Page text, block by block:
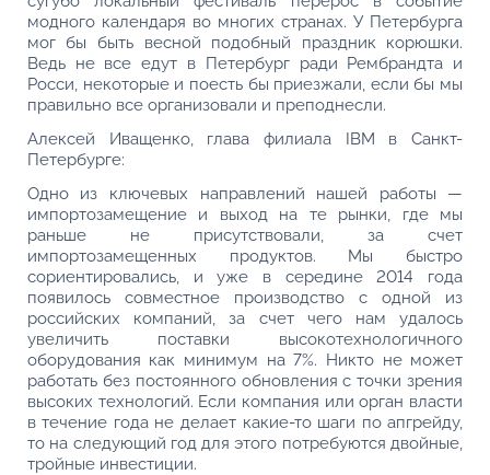
модного календаря во многих странах. У Петербурга
мог бы быть весной подобный праздник корюшки.
Ведь не все едут в Петербург ради Рембрандта и
Росси, некоторые и поесть бы приезжали, если бы мы
правильно все организовали и преподнесли.
Алексей Иващенко, глава филиала IBM в Санкт-
Петербурге:
Одно из ключевых направлений нашей работы —
импортозамещение и выход на те рынки, где мы
раньше не присутствовали, за счет
импортозамещенных продуктов. Мы быстро
сориентировались, и уже в середине 2014 года
появилось совместное производство с одной из
российских компаний, за счет чего нам удалось
увеличить поставки высокотехнологичного
оборудования как минимум на 7%. Никто не может
работать без постоянного обновления с точки зрения
высоких технологий. Если компания или орган власти
в течение года не делает какие-то шаги по апгрейду,
то на следующий год для этого потребуются двойные,
тройные инвестиции.